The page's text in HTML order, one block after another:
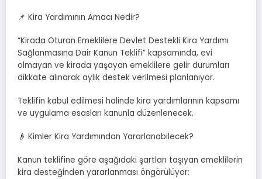
📌 Kira Yardımının Amacı Nedir?
“Kirada Oturan Emeklilere Devlet Destekli Kira Yardımı
Sağlanmasına Dair Kanun Teklifi” kapsamında, evi
olmayan ve kirada yaşayan emeklilere gelir durumları
dikkate alınarak aylık destek verilmesi planlanıyor.
Teklifin kabul edilmesi halinde kira yardımlarının kapsamı
ve uygulama esasları kanunla düzenlenecek.
👴 Kimler Kira Yardımından Yararlanabilecek?
Kanun teklifine göre aşağıdaki şartları taşıyan emeklilerin
kira desteğinden yararlanması öngörülüyor: